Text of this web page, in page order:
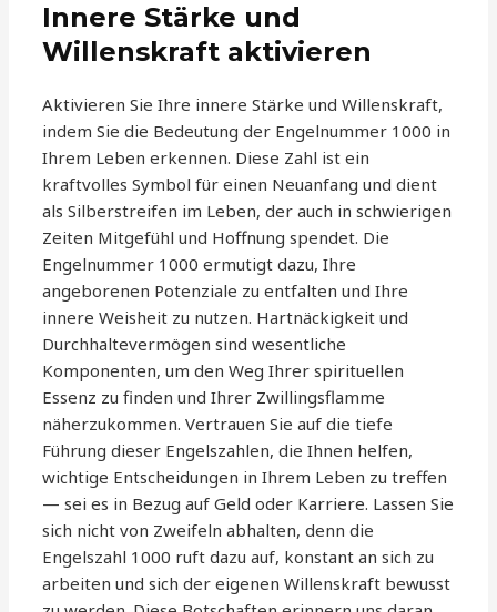
Innere Stärke und
Willenskraft aktivieren
Aktivieren Sie Ihre innere Stärke und Willenskraft,
indem Sie die Bedeutung der Engelnummer 1000 in
Ihrem Leben erkennen. Diese Zahl ist ein
kraftvolles Symbol für einen Neuanfang und dient
als Silberstreifen im Leben, der auch in schwierigen
Zeiten Mitgefühl und Hoffnung spendet. Die
Engelnummer 1000 ermutigt dazu, Ihre
angeborenen Potenziale zu entfalten und Ihre
innere Weisheit zu nutzen. Hartnäckigkeit und
Durchhaltevermögen sind wesentliche
Komponenten, um den Weg Ihrer spirituellen
Essenz zu finden und Ihrer Zwillingsflamme
näherzukommen. Vertrauen Sie auf die tiefe
Führung dieser Engelszahlen, die Ihnen helfen,
wichtige Entscheidungen in Ihrem Leben zu treffen
— sei es in Bezug auf Geld oder Karriere. Lassen Sie
sich nicht von Zweifeln abhalten, denn die
Engelszahl 1000 ruft dazu auf, konstant an sich zu
arbeiten und sich der eigenen Willenskraft bewusst